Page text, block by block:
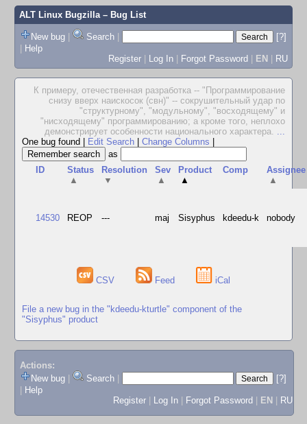
ALT Linux Bugzilla– Bug List
New bug | Search |
[?]
| Help
Register | Log In | Forgot Password | EN | RU
К примеру, отечественная разработка -- "Программирование
снизу вверх наискосок (свн)" -- сокрушительный удар по
"структурному", "модульному", "восходящему" и
"нисходящему" программированию; а кроме того, неплохо
демонстрирует особенности национального характера. ...
One bug found
Edit Search Change Columns
as
ID
Status
▲
Resolution
▼
Sev
▲
Product
▲
Comp
Assignee
▲
14530 REOP --- maj Sisyphus kdeedu-k nobody
CSV Feed iCal
File a new bug in the "kdeedu-kturtle" component of the
"Sisyphus" product
Actions:
New bug
Search
[?]
Help
Register
Log In Forgot Password EN RU